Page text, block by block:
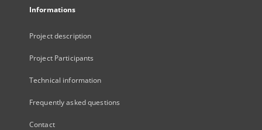
Informations
Project description
Project Participants
Technical information
Frequently asked questions
Contact